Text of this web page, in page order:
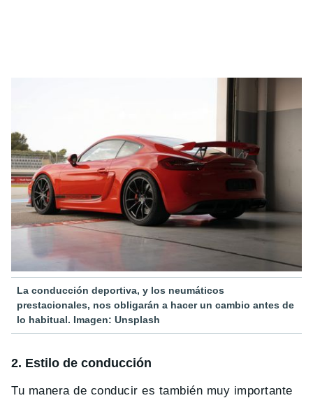
La conducción deportiva, y los neumáticos
prestacionales, nos obligarán a hacer un cambio antes de
lo habitual. Imagen: Unsplash
2. Estilo de conducción
Tu manera de conducir es también muy importante